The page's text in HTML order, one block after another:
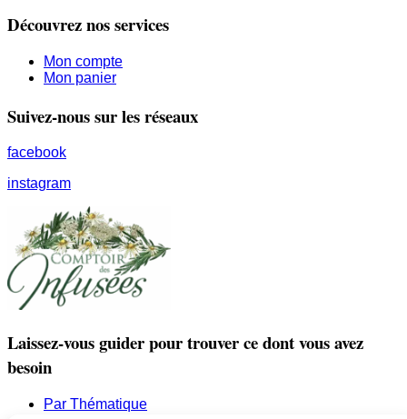
Découvrez nos services
Mon compte
Mon panier
Suivez-nous sur les réseaux
facebook
instagram
Laissez-vous guider pour trouver ce dont vous avez
besoin
Par Thématique